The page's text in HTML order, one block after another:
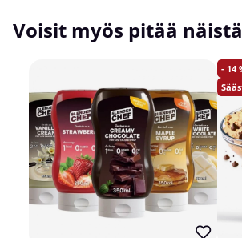
Voisit myös pitää näistä
14